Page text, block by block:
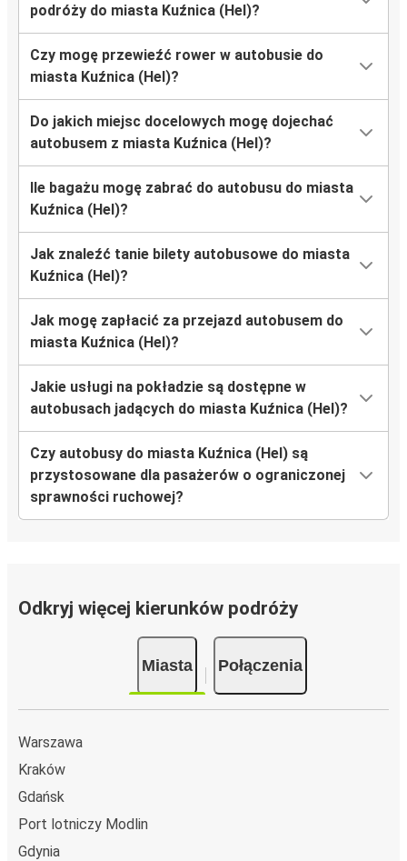
podróży do miasta Kuźnica (Hel)?
Czy mogę przewieźć rower w autobusie do
miasta Kuźnica (Hel)?
Do jakich miejsc docelowych mogę dojechać
autobusem z miasta Kuźnica (Hel)?
Ile bagażu mogę zabrać do autobusu do miasta
Kuźnica (Hel)?
Jak znaleźć tanie bilety autobusowe do miasta
Kuźnica (Hel)?
Jak mogę zapłacić za przejazd autobusem do
miasta Kuźnica (Hel)?
Jakie usługi na pokładzie są dostępne w
autobusach jadących do miasta Kuźnica (Hel)?
Czy autobusy do miasta Kuźnica (Hel) są
przystosowane dla pasażerów o ograniczonej
sprawności ruchowej?
Odkryj więcej kierunków podróży
Miasta Połączenia
Warszawa
Kraków
Gdańsk
Port lotniczy Modlin
Gdynia